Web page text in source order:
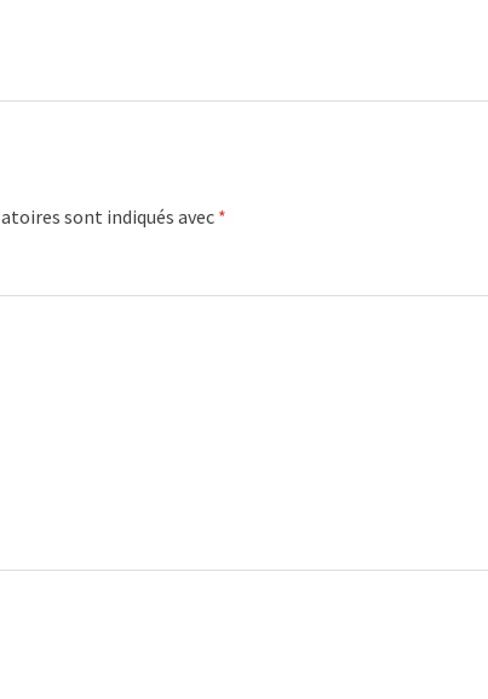
sont indiqués avec *